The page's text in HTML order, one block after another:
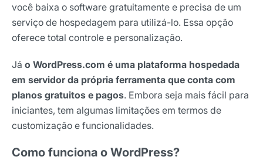
você baixa o software gratuitamente e precisa de um
serviço de hospedagem para utilizá-lo. Essa opção
oferece total controle e personalização.
Já o WordPress.com é uma plataforma hospedada
em servidor da própria ferramenta que conta com
planos gratuitos e pagos. Embora seja mais fácil para
iniciantes, tem algumas limitações em termos de
customização e funcionalidades.
Como funciona o WordPress?